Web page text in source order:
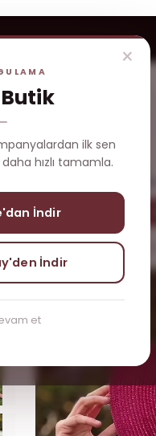
×
ilk sen
hızlı tamamla.
İndir
İndir
et
Üst
Ürünlerde
Desenli Tesettür